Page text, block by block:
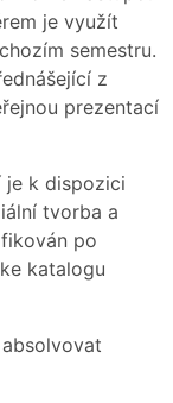
je využít
semestru.
z
prezentací
je k dispozici
tvorba a
po
katalogu